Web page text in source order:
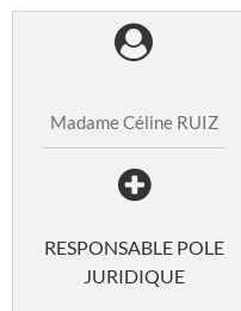
Madame Céline RUIZ
RESPONSABLE POLE
JURIDIQUE